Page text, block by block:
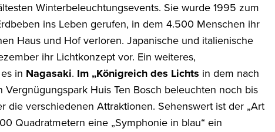
Winterbeleuchtungsevents. Sie wurde 1995 zum
ins Leben gerufen, in dem 4.500 Menschen ihr
Haus und Hof verloren. Japanische und italienische
ihr Lichtkonzept vor. Ein weiteres,
in Nagasaki. Im „Königreich des Lichts in dem nach
Huis Ten Bosch beleuchten noch bis
die verschiedenen Attraktionen. Sehenswert ist der „Art
Quadratmetern eine „Symphonie in blau“ ein